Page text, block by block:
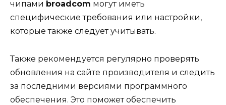
чипами broadcom могут иметь
специфические требования или настройки,
которые также следует учитывать.
Также рекомендуется регулярно проверять
обновления на сайте производителя и следить
за последними версиями программного
обеспечения. Это поможет обеспечить